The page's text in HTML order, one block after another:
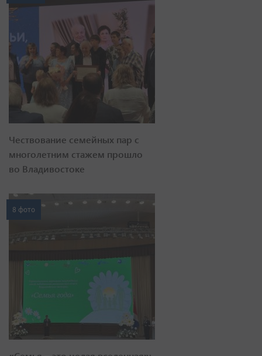
Чествование семейных пар с
многолетним стажем прошло
во Владивостоке
8 фото